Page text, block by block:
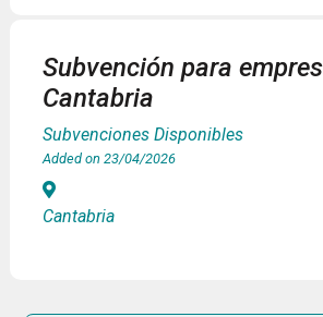
Subvención para
Cantabria
Subvenciones Disponibles
Added on 23/04/2026
Cantabria